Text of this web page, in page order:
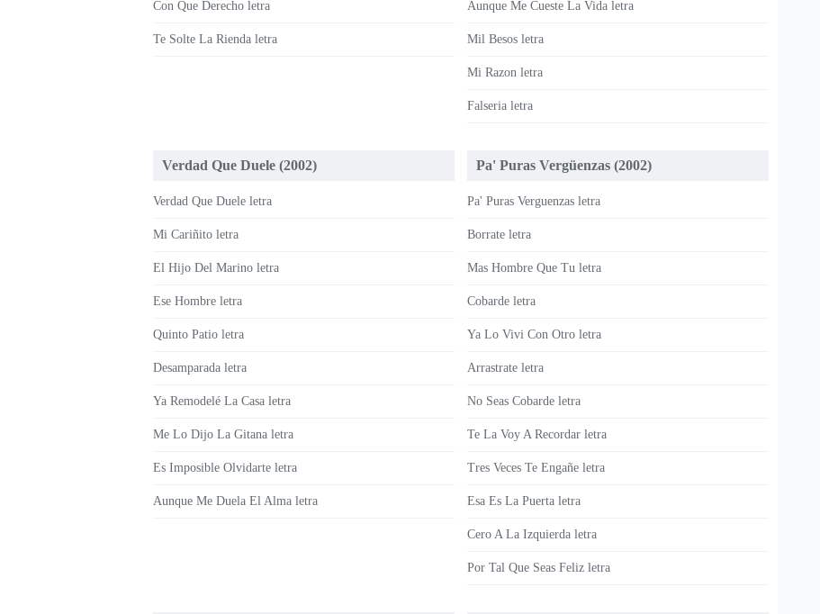
Con Que Derecho letra
Te Solte La Rienda letra
Aunque Me Cueste La Vida letra
Mil Besos letra
Mi Razon letra
Falseria letra
Verdad Que Duele (2002)
Verdad Que Duele letra
Mi Cariñito letra
El Hijo Del Marino letra
Ese Hombre letra
Quinto Patio letra
Desamparada letra
Ya Remodelé La Casa letra
Me Lo Dijo La Gitana letra
Es Imposible Olvidarte letra
Aunque Me Duela El Alma letra
Pa' Puras Vergüenzas (2002)
Pa' Puras Verguenzas letra
Borrate letra
Mas Hombre Que Tu letra
Cobarde letra
Ya Lo Vivi Con Otro letra
Arrastrate letra
No Seas Cobarde letra
Te La Voy A Recordar letra
Tres Veces Te Engañe letra
Esa Es La Puerta letra
Cero A La Izquierda letra
Por Tal Que Seas Feliz letra